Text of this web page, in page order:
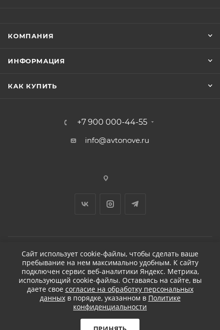
Бесплатная доставка
КОМПАНИЯ
ИНФОРМАЦИЯ
КАК КУПИТЬ
+7 900 000-44-55
info@avtonove.ru
2026 © ДЕТЕЙЛИНГ-МАРКЕТ АВТОНОВЬЕ
Сайт использует cookie-файлы, чтобы сделать ваше
пребывание на нем максимально удобным. К cайту
подключен сервис веб-аналитики Яндекс. Метрика,
использующий cookie-файлы. Оставаясь на сайте, вы
даете свое согласие на обработку персональных
данныхв порядке, указанном в Политике
конфиденциальности